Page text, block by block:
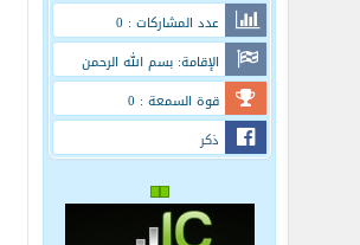
عدد المشاركات : 0
الإقامة: بسم الله الرحمن
الرحيم
قوة السمعة : 0
ذكر